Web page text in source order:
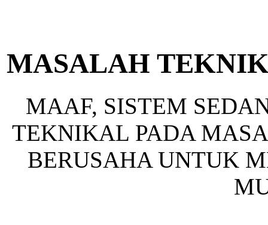
MASALAH
MAAF, SISTEM
TEKNIKAL PADA
BERUSAHA UNTUK